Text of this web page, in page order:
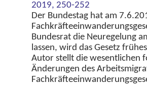
2019, 250-252
Der Bundestag hat am
Bundesrat die Neuregelung
lassen, wird das Gesetz
Autor stellt die wesentlichen
Änderungen des